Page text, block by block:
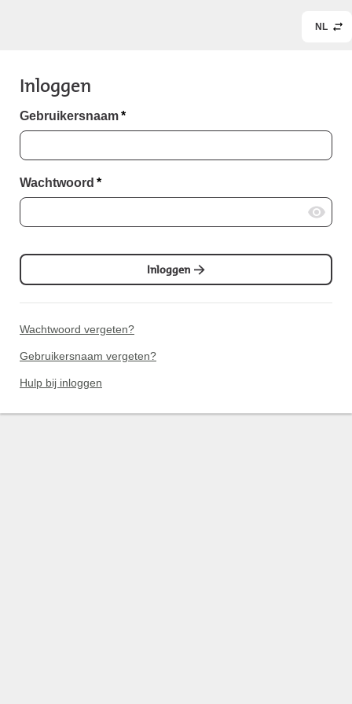
NL
Inloggen
Gebruikersnaam*
Wachtwoord *
Inloggen
Wachtwoord vergeten?
Gebruikersnaam vergeten?
Hulp bij inloggen